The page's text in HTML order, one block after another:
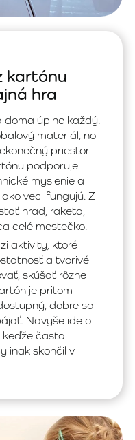
kartónu
hra
doma úplne každý.
materiál, no
priestor
podporuje
myslenie a
veci fungujú. Z
hrad, raketa,
celé mestečko.
aktivity, ktoré
a tvorivé
skúšať rôzne
je pritom
dobre sa
Navyše ide o
keďže často
inak skončil v